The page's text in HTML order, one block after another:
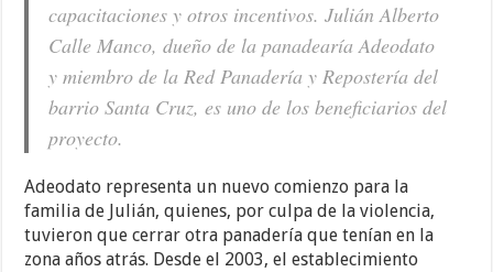
capacitaciones y otros incentivos. Julián Alberto
Calle Manco, dueño de la panadearía Adeodato
y miembro de la Red Panadería y Repostería del
barrio Santa Cruz, es uno de los beneficiarios del
proyecto.
Adeodato representa un nuevo comienzo para la
familia de Julián, quienes, por culpa de la violencia,
tuvieron que cerrar otra panadería que tenían en la
zona años atrás. Desde el 2003, el establecimiento